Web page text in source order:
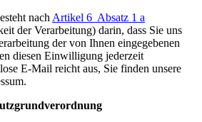
nach Artikel 6 Absatz 1 a
der Verarbeitung) darin, dass Sie uns
der von Ihnen eingegebenen
diesen Einwilligung jederzeit
E-Mail reicht aus, Sie finden unsere